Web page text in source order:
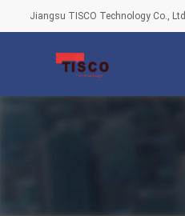
Jiangsu TISCO Technology Co., Ltd